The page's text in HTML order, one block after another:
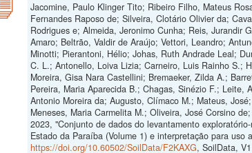
Jacomine, Paulo Klinger Tito; Ribeiro Filho, Mateus
Fernandes Raposo de; Silveira, Clotário Olivier da;
Rodrigues e; Almeida, Jeronimo Cunha; Reis, Jurandir
Amaro; Beltrão, Valdir de Araújo; Vettori, Leandro;
Minotti; Pierantoni, Hélio; Johas, Ruth Andrade Leal;
C. L.; Antonello, Loiva Lizia; Carneiro, Luis Rainho S.;
Moreira, Gisa Nara Castellini; Bremaeker, Zilda A.;
Pereira, Maria Aparecida B.; Chagas, Sinézio F.; Leite,
Antonio Moreira da; Augusto, Clímaco M.; Mateus,
Meneses, Maria Carmelita M.; Oliveira, José Corsino
2023, "Conjunto de dados do levantamento
Estado da Paraíba (Volume 1) e interpretação para
https://doi.org/10.60502/SoilData/F2KAXG, SoilData, V1